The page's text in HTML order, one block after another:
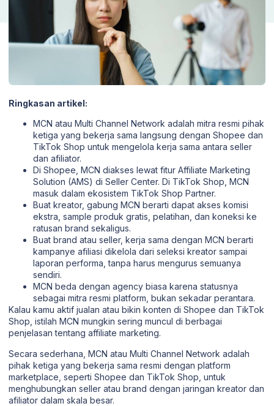
Ringkasan artikel:
MCN atau Multi Channel Network adalah mitra resmi pihak
ketiga yang bekerja sama langsung dengan Shopee dan
TikTok Shop untuk mengelola kerja sama antara seller
dan afiliator.
Di Shopee, MCN diakses lewat fitur Affiliate Marketing
Solution (AMS) di Seller Center. Di TikTok Shop, MCN
masuk dalam ekosistem TikTok Shop Partner.
Buat kreator, gabung MCN berarti dapat akses komisi
ekstra, sample produk gratis, pelatihan, dan koneksi ke
ratusan brand sekaligus.
Buat brand atau seller, kerja sama dengan MCN berarti
kampanye afiliasi dikelola dari seleksi kreator sampai
laporan performa, tanpa harus mengurus semuanya
sendiri.
MCN beda dengan agency biasa karena statusnya
sebagai mitra resmi platform, bukan sekadar perantara.
Kalau kamu aktif jualan atau bikin konten di Shopee dan TikTok
Shop, istilah MCN mungkin sering muncul di berbagai
penjelasan tentang affiliate marketing.
Secara sederhana, MCN atau Multi Channel Network adalah
pihak ketiga yang bekerja sama resmi dengan platform
marketplace, seperti Shopee dan TikTok Shop, untuk
menghubungkan seller atau brand dengan jaringan kreator dan
afiliator dalam skala besar.